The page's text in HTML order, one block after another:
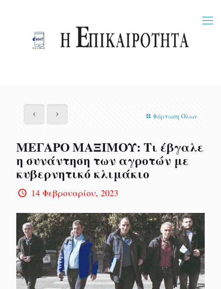
Φόρτωση Όλων
ΜΕΓΑΡΟ ΜΑΞΙΜΟΥ: Τι έβγαλε
η συνάντηση των αγροτών με
κυβερνητικό κλιμάκιο
14 Φεβρουαρίου, 2023